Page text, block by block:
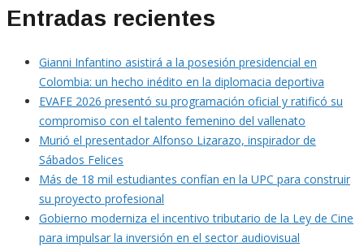
Entradas recientes
Gianni Infantino asistirá a la posesión presidencial en
Colombia: un hecho inédito en la diplomacia deportiva
EVAFE 2026 presentó su programación oficial y ratificó su
compromiso con el talento femenino del vallenato
Murió el presentador Alfonso Lizarazo, inspirador de
Sábados Felices
Más de 18 mil estudiantes confían en la UPC para construir
su proyecto profesional
Gobierno moderniza el incentivo tributario de la Ley de Cine
para impulsar la inversión en el sector audiovisual